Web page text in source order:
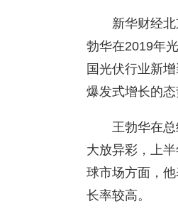
新华财经
勃华在2019年
国光伏行业新
爆发式增长的
王勃华在
大放异彩，上
球市场方面，
长率较高。